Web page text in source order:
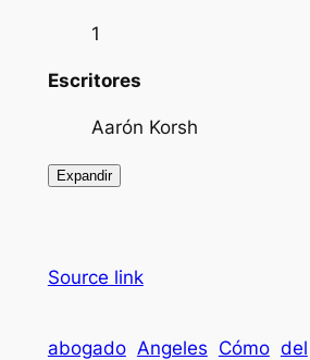
1
Escritores
Aarón Korsh
Expandir
Source link
abogado Angeles Cómo del